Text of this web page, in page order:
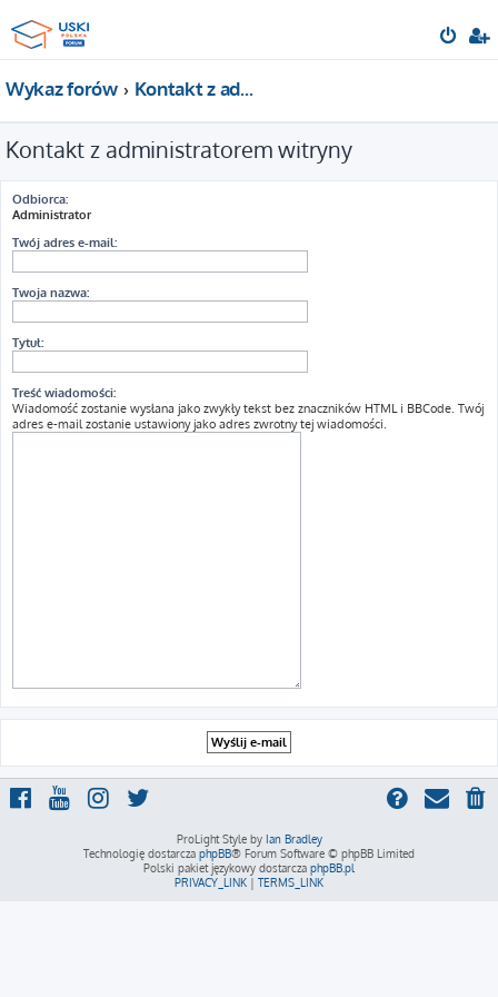
Wykaz forów Kontakt z administratorem witryny
Kontakt z administratorem witryny
Odbiorca:
Administrator
Twój adres e-mail:
Twoja nazwa:
Tytuł:
Treść wiadomości:
Wiadomość zostanie wysłana jako zwykły tekst bez znaczników HTML i BBCode. Twój
adres e-mail zostanie ustawiony jako adres zwrotny tej wiadomości.
ProLight Style by Ian Bradley
Technologię dostarcza phpBB® Forum Software © phpBB Limited
Polski pakiet językowy dostarcza phpBB.pl
PRIVACY_LINK | TERMS_LINK